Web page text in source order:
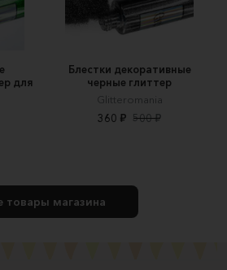
для
Блестки декоративные
черные глиттер
Glitteromania
360 ₽ 500 ₽
товары магазина